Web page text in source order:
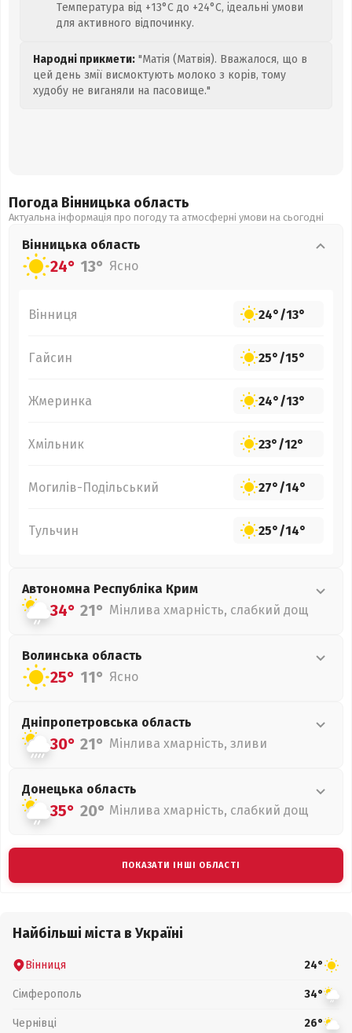
Температура від +13°C до +24°C, ідеальні умови
для активного відпочинку.
Народні прикмети: "Матія (Матвія). Вважалося, що в
цей день змії висмоктують молоко з корів, тому
худобу не виганяли на пасовище."
Погода Вінницька область
Актуальна інформація про погоду та атмосферні умови на сьогодні
Вінницька область
24° 13° Ясно
Вінниця 24°/13°
Гайсин 25°/15°
Жмеринка 24°/13°
Хмільник 23°/12°
Могилів-Подільський 27°/14°
Тульчин 25°/14°
Автономна Республіка Крим
34° 21° Мінлива хмарність, слабкий дощ
Волинська область
25° 11° Ясно
Дніпропетровська область
30° 21° Мінлива хмарність, зливи
Донецька область
35° 20° Мінлива хмарність, слабкий дощ
ПОКАЗАТИ ІНШІ ОБЛАСТІ
Найбільші міста в Україні
Вінниця 24°
Сімферополь 34°
Чернівці 26°